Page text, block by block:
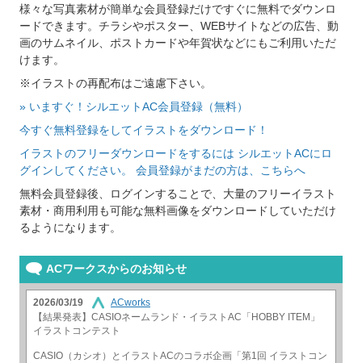
様々な写真素材が簡単な会員登録だけですぐに無料でダウンロ
ードできます。チラシやポスター、WEBサイトなどの広告、動
画のサムネイル、ポストカードや年賀状などにもご利用いただ
けます。
※イラストの再配布はご遠慮下さい。
» いますぐ！シルエットAC会員登録（無料）
今すぐ無料登録をしてイラストをダウンロード！
イラストのフリーダウンロードをするには シルエットACにロ
グインしてください。 会員登録がまだの方は、こちらへ
無料会員登録後、ログインすることで、大量のフリーイラスト
素材・商用利用も可能な無料画像をダウンロードしていただけ
るようになります。